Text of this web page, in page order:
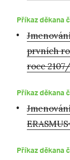
Příkaz děkana
prvních
roce
Příkaz děkana
Příkaz děkana